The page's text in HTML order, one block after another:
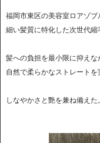
福岡市東区の美容室ロアゾブ
細い髪質に特化した次世代縮
髪への負担を最小限に抑えな
自然で柔らかなストレートを
しなやかさと艶を兼ね備えた